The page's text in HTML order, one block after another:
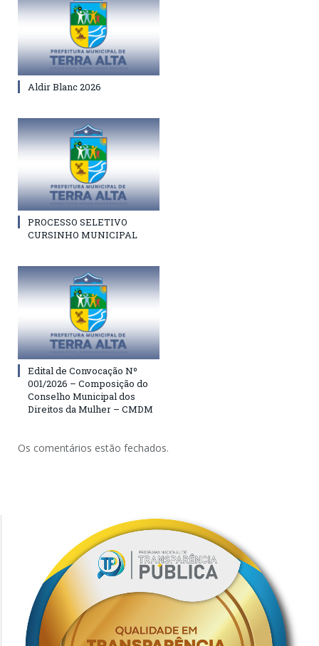
Aldir Blanc 2026
PROCESSO SELETIVO
CURSINHO MUNICIPAL
Edital de Convocação Nº
001/2026 – Composição do
Conselho Municipal dos
Direitos da Mulher – CMDM
Os comentários estão fechados.